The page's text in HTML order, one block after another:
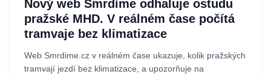
Nový web Smrdíme odhaluje ostudu
pražské MHD. V reálném čase počítá
tramvaje bez klimatizace
Web Smrdime.cz v reálném čase ukazuje, kolik pražských
tramvají jezdí bez klimatizace, a upozorňuje na